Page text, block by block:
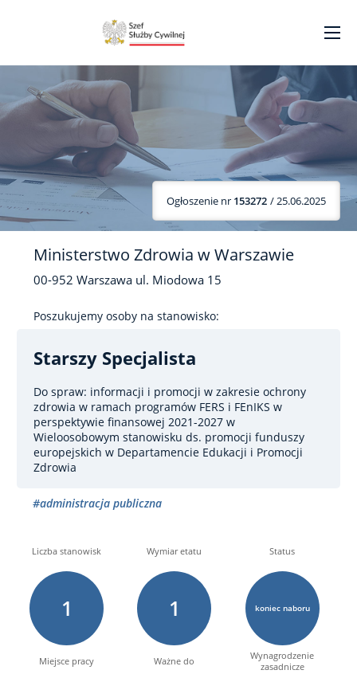
Ogłoszenie nr 153272 / 25.06.2025
Ministerstwo Zdrowia w Warszawie
00-952 Warszawa ul. Miodowa 15
Poszukujemy osoby na stanowisko:
Starszy Specjalista
Do spraw: informacji i promocji w zakresie ochrony
zdrowia w ramach programów FERS i FEnIKS w
perspektywie finansowej 2021-2027 w
Wieloosobowym stanowisku ds. promocji funduszy
europejskich w Departamencie Edukacji i Promocji
Zdrowia
#administracja publiczna
Liczba stanowisk
1
Wymiar etatu
1
Status
koniec naboru
Miejsce pracy Ważne do
Wynagrodzenie
zasadnicze